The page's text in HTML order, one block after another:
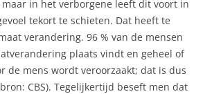
in het verborgene leeft dit voort in
tekort te schieten. Dat heeft te
verandering. 96 % van de mensen
plaats vindt en geheel of
de mens wordt veroorzaakt; dat is dus
CBS). Tegelijkertijd beseft men dat